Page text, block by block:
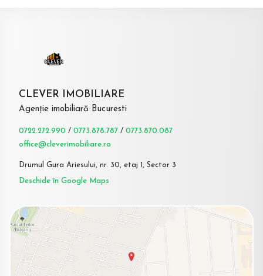
CLEVER IMOBILIARE
Agenție imobiliară Bucuresti
0722.272.990 / 0773.878.787 / 0773.870.087
office@cleverimobiliare.ro
Drumul Gura Ariesului, nr. 30, etaj 1, Sector 3
Deschide în Google Maps